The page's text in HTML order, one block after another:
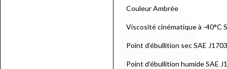
Couleur Ambrée
Viscosité cinématique à -40°C
Point d’ébullition sec SAE
Point d’ébullition humide SAE